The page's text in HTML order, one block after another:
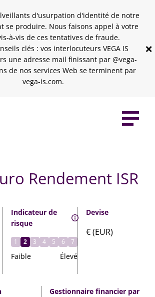
d'usurpation d'identité de notre
se produire. Nous faisons appel à votre
à-vis de ces tentatives de fraude.
clés : vos interlocuteurs VEGA IS
une adresse mail finissant par @vega-
de nos services Web se terminent par
vega-is.com.
×
Rendement ISR
Indicateur de
risque
1 2 3 4 5 6 7
Faible Élevé
Devise
€ (EUR)
Gestionnaire financier par